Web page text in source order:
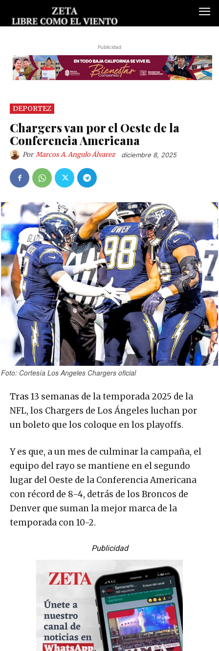
Publicidad
DEPORTEZ
Chargers van por el Oeste de la
Conferencia Americana
Por Marcos A. Angulo Álvarez diciembre 8, 2025
Foto: Cortesía Los Angeles Chargers oficial
Tras 13 semanas de la temporada 2025 de la
NFL, los Chargers de Los Ángeles luchan por
un boleto que los coloque en los playoffs.
Y es que, a un mes de culminar la campaña, el
equipo del rayo se mantiene en el segundo
lugar del Oeste de la Conferencia Americana
con récord de 8-4, detrás de los Broncos de
Denver que suman la mejor marca de la
temporada con 10-2.
Publicidad